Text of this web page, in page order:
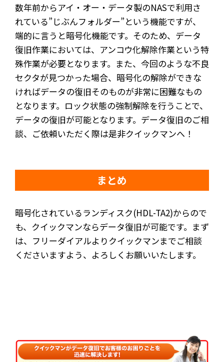
数年前からアイ・オー・データ製のNASで利用さ
れている”じぶんフォルダー”という機能ですが、
端的に言うと暗号化機能です。そのため、データ
復旧作業においては、アンコウ化解除作業という特
殊作業が必要となります。また、今回のような不良
セクタが見つかった場合、暗号化の解除ができな
ければデータの復旧そのものが非常に困難なもの
となります。ロック状態の強制解除を行うことで、
データの復旧が可能となります。データ復旧のご相
談、ご依頼いただく際は是非クイックマンへ！
まとめ
暗号化されているランディスク(HDL-TA2)からので
も、クイックマンならデータ復旧が可能です。まず
は、フリーダイアルよりクイックマンまでご相談
くださいますよう、よろしくお願いいたします。